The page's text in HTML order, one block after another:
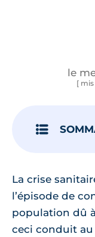
le
[ mis
La crise
l’épisode de
population dû
ceci conduit